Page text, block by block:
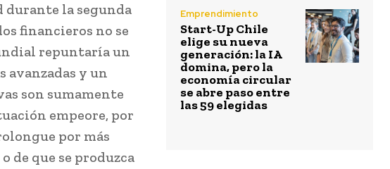
la segunda
financieros no se
repuntaría un
avanzadas y un
son sumamente
empeore, por
por más
de que se produzca
Emprendimiento
Start-Up Chile
elige su nueva
generación: la IA
domina, pero la
economía circular
se abre paso entre
las 59 elegidas